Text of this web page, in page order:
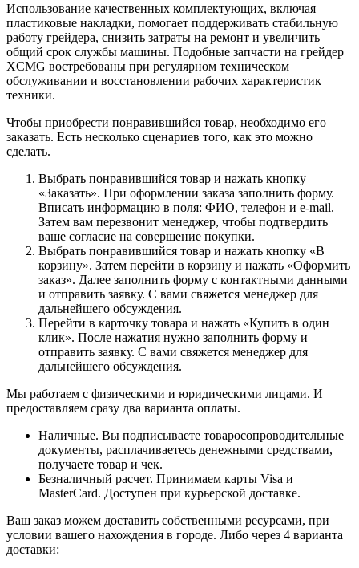
Использование качественных комплектующих, включая
пластиковые накладки, помогает поддерживать стабильную
работу грейдера, снизить затраты на ремонт и увеличить
общий срок службы машины. Подобные запчасти на грейдер
XCMG востребованы при регулярном техническом
обслуживании и восстановлении рабочих характеристик
техники.
Чтобы приобрести понравившийся товар, необходимо его
заказать. Есть несколько сценариев того, как это можно
сделать.
Выбрать понравившийся товар и нажать кнопку
«Заказать». При оформлении заказа заполнить форму.
Вписать информацию в поля: ФИО, телефон и e-mail.
Затем вам перезвонит менеджер, чтобы подтвердить
ваше согласие на совершение покупки.
Выбрать понравившийся товар и нажать кнопку «В
корзину». Затем перейти в корзину и нажать «Оформить
заказ». Далее заполнить форму с контактными данными
и отправить заявку. С вами свяжется менеджер для
дальнейшего обсуждения.
Перейти в карточку товара и нажать «Купить в один
клик». После нажатия нужно заполнить форму и
отправить заявку. С вами свяжется менеджер для
дальнейшего обсуждения.
Мы работаем с физическими и юридическими лицами. И
предоставляем сразу два варианта оплаты.
Наличные. Вы подписываете товаросопроводительные
документы, расплачиваетесь денежными средствами,
получаете товар и чек.
Безналичный расчет. Принимаем карты Visa и
MasterCard. Доступен при курьерской доставке.
Ваш заказ можем доставить собственными ресурсами, при
условии вашего нахождения в городе. Либо через 4 варианта
доставки: